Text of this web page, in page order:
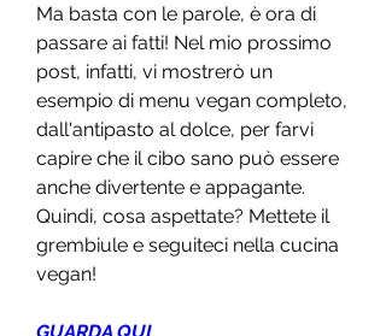
Ma basta con le parole, è ora di
passare ai fatti! Nel mio prossimo
post, infatti, vi mostrerò un
esempio di menu vegan completo,
dall'antipasto al dolce, per farvi
capire che il cibo sano può essere
anche divertente e appagante.
Quindi, cosa aspettate? Mettete il
grembiule e seguiteci nella cucina
vegan!